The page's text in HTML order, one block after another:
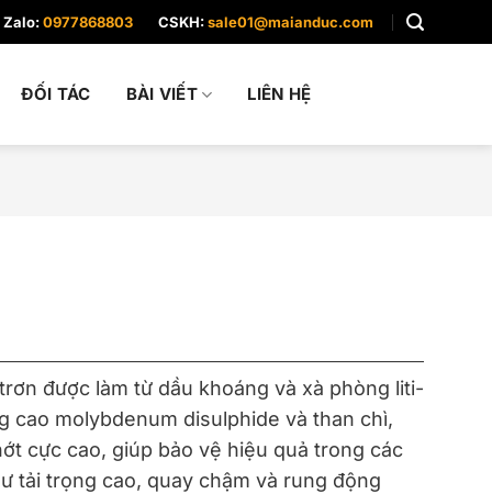
Zalo:0977868803 CSKH:sale01@maianduc.com
ĐỐI TÁC BÀI VIẾT LIÊN HỆ
được làm từ dầu khoáng và xà phòng liti-
cao molybdenum disulphide và than chì,
cực cao, giúp bảo vệ hiệu quả trong các
tải trọng cao, quay chậm và rung động